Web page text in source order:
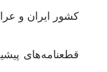
کشور ایران و
قطعنامه‌های